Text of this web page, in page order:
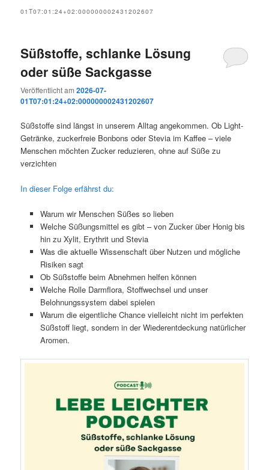
01T07:01:24+02:000000002431202607
Süßstoffe, schlanke Lösung
oder süße Sackgasse
Veröffentlicht am2026-07-
01T07:01:24+02:000000002431202607
Süßstoffe sind längst in unserem Alltag angekommen. Ob Light-
Getränke, zuckerfreie Bonbons oder Stevia im Kaffee – viele
Menschen möchten Zucker reduzieren, ohne auf Süße zu
verzichten
In dieser Folge erfährst du:
Warum wir Menschen Süßes so lieben
Welche Süßungsmittel es gibt – von Zucker über Honig bis
hin zu Xylit, Erythrit und Stevia
Was die aktuelle Wissenschaft über Nutzen und mögliche
Risiken sagt
Ob Süßstoffe beim Abnehmen helfen können
Welche Rolle Darmflora, Stoffwechsel und unser
Belohnungssystem dabei spielen
Warum die eigentliche Chance vielleicht nicht im perfekten
Süßstoff liegt, sondern in der Wiederentdeckung natürlicher
Aromen.